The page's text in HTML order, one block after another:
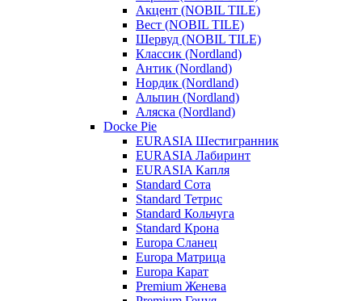
Акцент (NOBIL TILE)
Вест (NOBIL TILE)
Шервуд (NOBIL TILE)
Классик (Nordland)
Антик (Nordland)
Нордик (Nordland)
Альпин (Nordland)
Аляска (Nordland)
Docke Pie
EURASIA Шестигранник
EURASIA Лабиринт
EURASIA Капля
Standard Сота
Standard Тетрис
Standard Кольчуга
Standard Крона
Europa Сланец
Europa Матрица
Europa Карат
Premium Женева